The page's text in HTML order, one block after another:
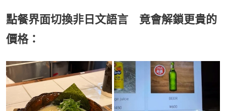
點餐界面切換非日文語言 竟會解鎖更貴的
價格：